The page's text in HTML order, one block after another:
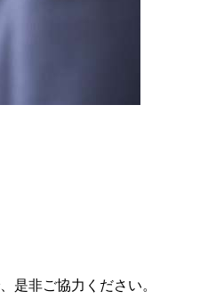
是非ご協力ください。